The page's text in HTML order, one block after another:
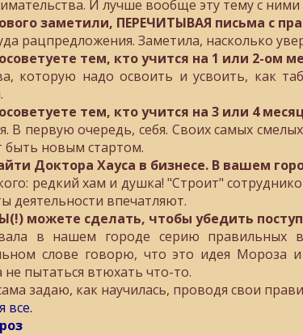
И лучше вообще эту тему с
заметили, ПЕРЕЧИТЫВАЯ письма с
рацпредложения. Заметила, насколько
тем, кто учится на 1 или 2-ом
которую надо освоить и усвоить, как
тем, кто учится на 3 или 4
В первую очередь, себя. Своих самых
быть новым стартом.
Доктора Хауса в бизнесе. В вашем
редкий хам и душка! "Строит"
деятельности впечатляют.
можете сделать, чтобы убедить
в нашем городе серию
слове говорю, что это идея Мороза
не пытаться втюхать что-то.
задаю, как научилась, проводя свои
все.